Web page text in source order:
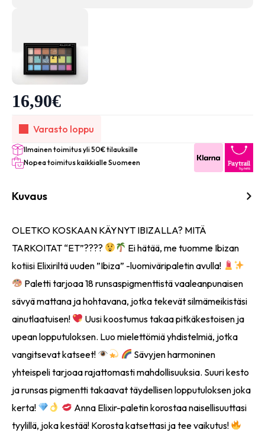
16,90€
Varasto loppu
Ilmainen toimitus yli 50€ tilauksille
Nopea toimitus kaikkialle Suomeen
Kuvaus
OLETKO KOSKAAN KÄYNYT IBIZALLA? MITÄ
TARKOITAT “ET”????
Ei hätää, me tuomme Ibizan
kotiisi Elixiriltä uuden ”Ibiza” -luomiväripaletin avulla!
Paletti tarjoaa 18 runsaspigmenttistä vaaleanpunaisen
sävyä mattana ja hohtavana, jotka tekevät silmämeikistäsi
ainutlaatuisen!
Uusi koostumus takaa pitkäkestoisen ja
upean lopputuloksen. Luo mielettömiä yhdistelmiä, jotka
vangitsevat katseet!
Sävyjen harmoninen
yhteispeli tarjoaa rajattomasti mahdollisuuksia. Suuri kesto
ja runsas pigmentti takaavat täydellisen lopputuloksen joka
kerta!
Anna Elixir-paletin korostaa naisellisuuttasi
tyylillä, joka kestää! Korosta katsettasi ja tee vaikutus!